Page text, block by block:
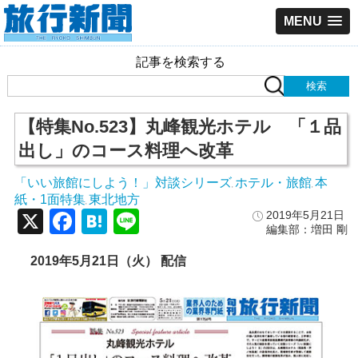
MENU
記事を検索する
【特集No.523】丸峰観光ホテル 「１品
出し」のコース料理へ改革
「いい旅館にしよう！」対談シリーズ ホテル・旅館 本
紙・1面特集, 東北地方
2019年5月21日
編集部：増田 剛
X Facebook
Hatena
2019年5月21日（火） 配信